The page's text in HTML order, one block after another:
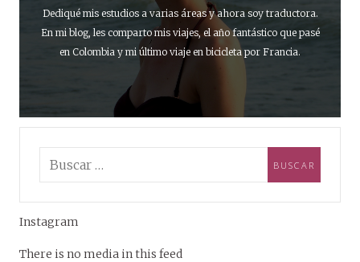
Dediqué mis estudios a varias áreas y ahora soy traductora.
En mi blog, les comparto mis viajes, el año fantástico que pasé
en Colombia y mi último viaje en bicicleta por Francia.
Instagram
There is no media in this feed